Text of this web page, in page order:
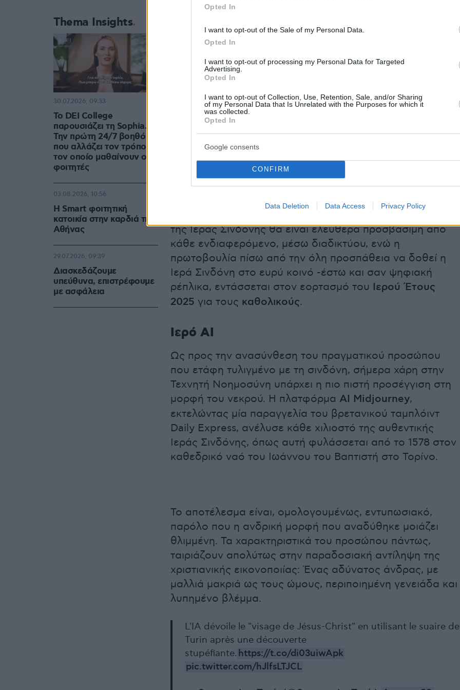
Opted In
I want to opt-out of the Sale of my Personal Data.
Opted In
I want to opt-out of processing my Personal Data for Targeted
Advertising.
Opted In
I want to opt-out of Collection, Use, Retention, Sale, and/or Sharing
of my Personal Data that Is Unrelated with the Purposes for which it
was collected.
Opted In
Google consents
CONFIRM
Data Deletion Data Access Privacy Policy
Παράλληλα, μέσα στην τέντα της Σινδόνης, θα λειτουργεί
η έκθεση «Πρόσωπα εντός του Προσώπου
συλλογή από πορτραίτα και εικόνες, με θέμα το πρόσωπο
του Ιησού, όπως αυτό διακρίνεται στην ίδια την Ιερά
Σινδόνη αλλά και στους ανά τους αιώνες προσκυνητές.
της Ιεράς Σινδόνης θα είναι ελεύθερα προσβάσιμη από
κάθε ενδιαφερόμενο, μέσω διαδικτύου, ενώ η
πρωτοβουλία πίσω από την όλη προσπάθεια να δοθεί η
Ιερά Σινδόνη στο ευρύ κοινό -έστω και σαν ψηφιακή
ρέπλικα, εντάσσεται στον εορτασμό του Ιερού Έτους
2025 για τους καθολικούς.
Ιερό ΑΙ
Ως προς την ανασύνθεση του πραγματικού προσώπου
που ετάφη τυλιγμένο με τη σινδόνη, σήμερα χάρη στην
Τεχνητή Νοημοσύνη υπάρχει η πιο πιστή προσέγγιση στη
μορφή του νεκρού. Η πλατφόρμα ΑΙ Midjourney,
εκτελώντας μία παραγγελία του βρετανικού ταμπλόιντ
Daily Express, ανέλυσε κάθε χιλιοστό της αυθεντικής
Ιεράς Σινδόνης, όπως αυτή φυλάσσεται από το 1578 στον
καθεδρικό ναό του Ιωάννου του Βαπτιστή στο Τορίνο.
Το αποτέλεσμα είναι, ομολογουμένως, εντυπωσιακό,
παρόλο που η ανδρική μορφή που αναδύθηκε μοιάζει
θλιμμένη. Τα χαρακτηριστικά του προσώπου πάντως,
ταιριάζουν απολύτως στην παραδοσιακή αντίληψη της
χριστιανικής εικονοποιίας: Ένας αδύνατος άνδρας, με
μαλλιά μακριά ως τους ώμους, περιποιημένη γενειάδα και
λυπημένο βλέμμα.
L'IA dévoile le "visage de Jésus-Christ" en utilisant le suaire de
Turin après une découverte
stupéfiante. https://t.co/di03uiwApk
pic.twitter.com/hJlfsLTJCL
Thema Insights
Το DEI College
παρουσιάζει τη Sophia.
Την πρώτη 24/7 βοηθό AI
που αλλάζει τον τρόπο με
τον οποίο μαθαίνουν οι
φοιτητές
30.07.2026, 09:33
Η Smart φοιτητική
κατοικία στην καρδιά της
Αθήνας
03.08.2026, 10:56
Διασκεδάζουμε
υπεύθυνα, επιστρέφουμε
με ασφάλεια
29.07.2026, 09:39